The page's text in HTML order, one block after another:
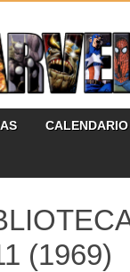
CALENDARIO
(1969)